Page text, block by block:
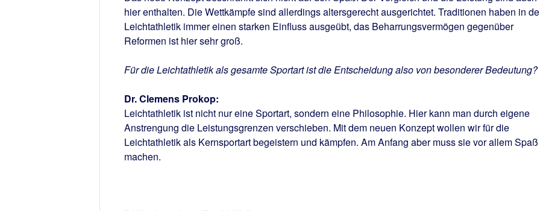
hier enthalten. Die Wettkämpfe sind allerdings altersgerecht ausgerichtet. Traditionen haben in
Leichtathletik immer einen starken Einfluss ausgeübt, das Beharrungsvermögen gegenüber
Reformen ist hier sehr groß.
Für die Leichtathletik als gesamte Sportart ist die Entscheidung also von besonderer Bedeutung?
Dr. Clemens Prokop:
Leichtathletik ist nicht nur eine Sportart, sondern eine Philosophie. Hier kann man durch eigene
Anstrengung die Leistungsgrenzen verschieben. Mit dem neuen Konzept wollen wir für die
Leichtathletik als Kernsportart begeistern und kämpfen. Am Anfang aber muss sie vor allem Spaß
machen.